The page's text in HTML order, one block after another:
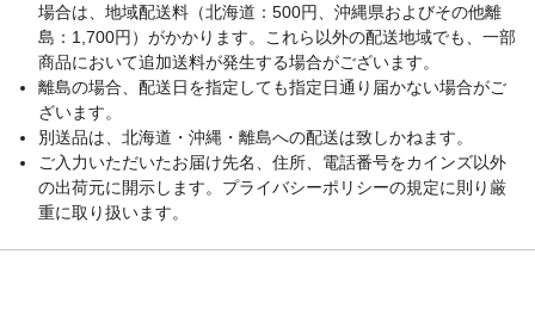
場合は、地域配送料（北海道：500円、沖縄県およびその他離
島：1,700円）がかかります。これら以外の配送地域でも、一部
商品において追加送料が発生する場合がございます。
離島の場合、配送日を指定しても指定日通り届かない場合がご
ざいます。
別送品は、北海道・沖縄・離島への配送は致しかねます。
ご入力いただいたお届け先名、住所、電話番号をカインズ以外
の出荷元に開示します。プライバシーポリシーの規定に則り厳
重に取り扱います。